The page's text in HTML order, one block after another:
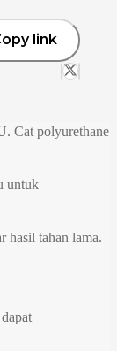
link
Cat polyurethane
untuk
hasil tahan lama.